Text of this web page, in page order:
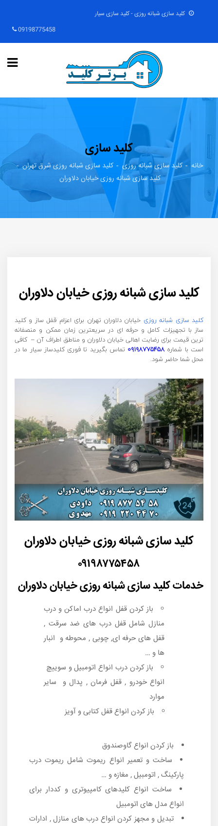
کلید سازی شبانه روزی - کلید سازی سیار
09198775458
کلید سازی
خانه کلید سازی شبانه روزی
کلید سازی شبانه روزی شرق تهران
کلید سازی شبانه روزی خیابان دلاوران
کلید سازی شبانه روزی خیابان دلاوران
کلید سازی شبانه روزی خیابان دلاوران تهران برای اعزام قفل ساز و کلید
ساز با تجهیزات کامل و حرفه ای در سریعترین زمان ممکن و منصفانه
ترین قیمت برای رضایت اهالی خیابان دلاوران و مناطق اطراف آن – کافی
است با شماره۰۹۱۹۸۷۷۵۴۵۸ تماس بگیرید تا فوری کلیدساز سیار ما در
محل شما حاضر شود.
کلید سازی شبانه روزی خیابان دلاوران
۰۹۱۹۸۷۷۵۴۵۸
خدمات کلید سازی شبانه روزی خیابان دلاوران
باز کردن قفل انواع درب اماکن و درب
منازل شامل قفل درب های ضد سرقت ,
قفل های حرفه ای, چوبی , محوطه و انبار
ها و …
باز کردن درب انواع اتومبیل و سوییچ
انواع خودرو , قفل فرمان , پدال و سایر
موارد
باز کردن انواع قفل کتابی و آویز
باز کردن انواع گاوصندوق
ساخت و تعمیر انواع ریموت شامل ریموت درب
پارکینگ , اتومبیل , مغازه و …
ساخت انواع کلیدهای کامپیوتری و کددار برای
انواع مدل های اتومبیل
تبدیل و مجهز کردن انواع درب های منازل , ادارات